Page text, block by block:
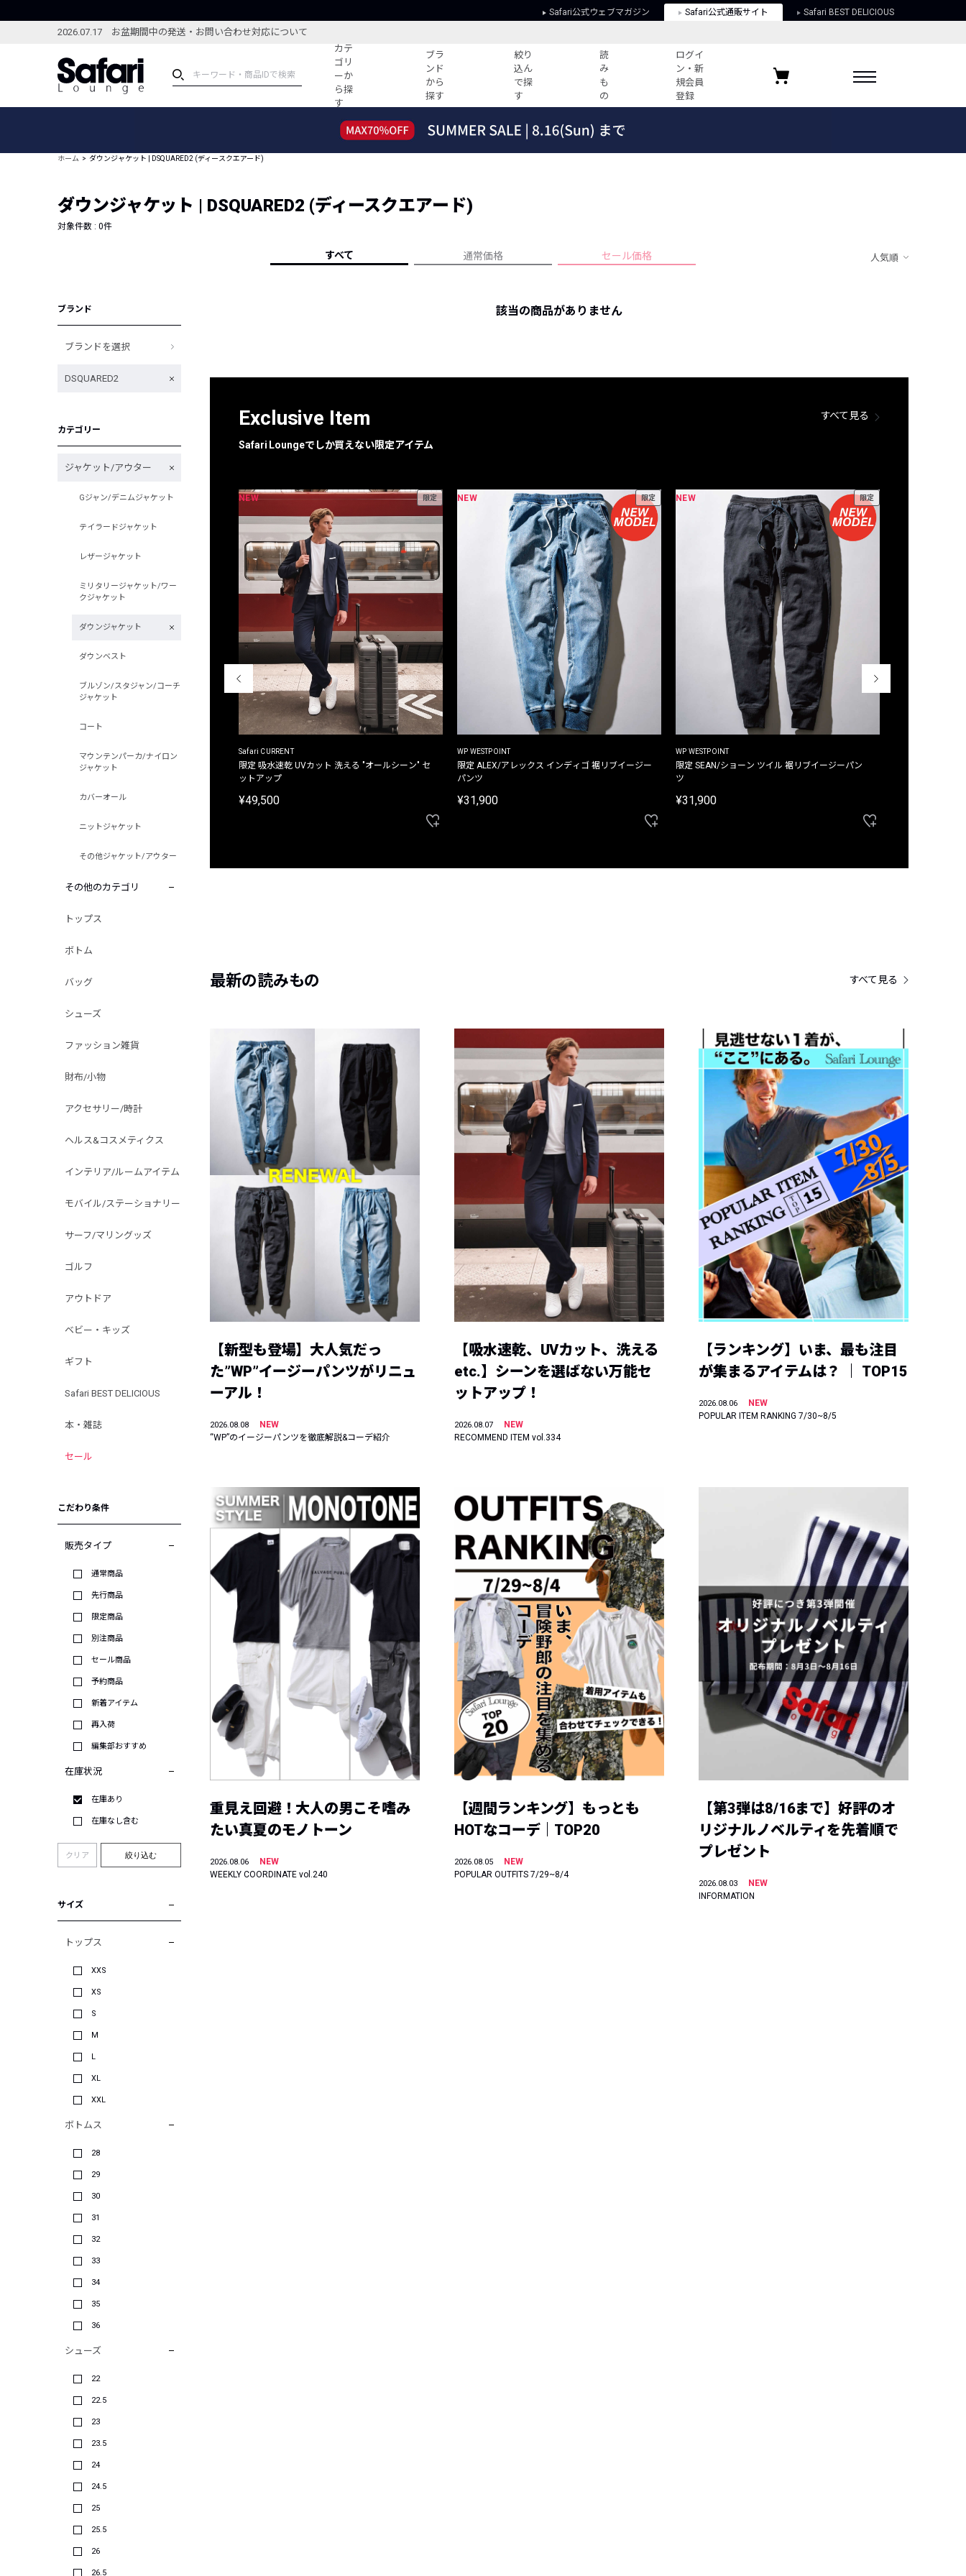
Safari公式ウェブマガジン Safari公式通販サイト Safari BEST DELICIOUS
2026.07.17 お盆期間中の発送・お問い合わせ対応について
カテ
ゴリ
ーか
ら探
す
ブラ
ンド
から
探す
絞り
込ん
で探
す
読
み
も
の
ログイ
ン・新
規会員
登録
ブランドから探す
新着アイテム
編集部のおすすめアイテム
特集記事
コーディネート
すべての記事
ーデ紹介
HOTなコーデ TOP20
人気記事ランキング
フォーカスブランド
プライバシーポリシー
お気に入りブランド
ホーム ダウンジャケット | DSQUARED2 (ディースクエアード)
ダウンジャケット | DSQUARED2 (ディースクエアード)
対象件数 : 0件
すべて 通常価格 セール価格 人気順
ブランド
ブランドを選択
DSQUARED2
カテゴリー
ジャケット/アウター
Gジャン/デニムジャケット
テイラードジャケット
レザージャケット
ミリタリージャケット/ワー
クジャケット
ダウンジャケット
ダウンベスト
ブルゾン/スタジャン/コーチ
ジャケット
コート
マウンテンパーカ/ナイロン
ジャケット
カバーオール
ニットジャケット
その他ジャケット/アウター
その他のカテゴリ
トップス
ボトム
バッグ
シューズ
ファッション雑貨
財布/小物
アクセサリー/時計
ヘルス&コスメティクス
インテリア/ルームアイテム
モバイル/ステーショナリー
サーフ/マリングッズ
ゴルフ
アウトドア
ベビー・キッズ
ギフト
Safari BEST DELICIOUS
本・雑誌
セール
こだわり条件
販売タイプ
通常商品
先行商品
限定商品
別注商品
セール商品
予約商品
新着アイテム
再入荷
編集部おすすめ
在庫状況
在庫あり
在庫なし含む
クリア 絞り込む
サイズ
トップス
XXS
XS
S
M
L
XL
XXL
ボトムス
28
29
30
31
32
33
34
35
36
シューズ
22
22.5
23
23.5
24
24.5
25
25.5
26
26.5
該当の商品がありません
Exclusive Item
Safari Loungeでしか買えない限定アイテム
すべて見る
別注限定 フード付き チェックシャツジャケット
NEW 限定
Safari CURRENT
限定 吸水速乾 UVカット 洗える "オールシーン" セ
ットアップ
¥49,500
NEW 限定
WP WESTPOINT
限定 ALEX/アレックス インディゴ 裾リブイージー
パンツ
¥31,900
NEW 限定
WP WESTPOINT
限定 SEAN/ショーン ツイル 裾リブイージーパン
ツ
¥31,900
最新の読みもの すべて見る
【新型も登場】大人気だっ
た”WP”イージーパンツがリニュ
ーアル！
2026.08.08
NEW
“WP”のイージーパンツを徹底解説&コーデ紹介
【吸水速乾、UVカット、洗える
etc.】シーンを選ばない万能セ
ットアップ！
2026.08.07
NEW
RECOMMEND ITEM vol.334
【ランキング】いま、最も注目
が集まるアイテムは？ ｜ TOP15
2026.08.06
NEW
POPULAR ITEM RANKING 7/30~8/5
重見え回避！大人の男こそ嗜み
たい真夏のモノトーン
2026.08.06
NEW
WEEKLY COORDINATE vol.240
【週間ランキング】もっとも
HOTなコーデ｜TOP20
2026.08.05
NEW
POPULAR OUTFITS 7/29~8/4
【第3弾は8/16まで】好評のオ
リジナルノベルティを先着順で
プレゼント
2026.08.03
NEW
INFORMATION